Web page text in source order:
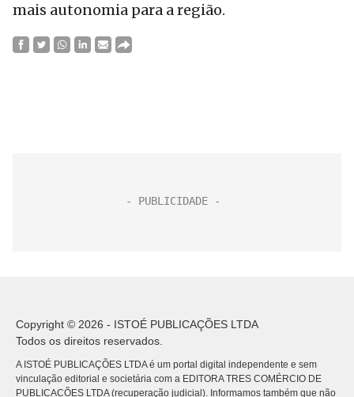
mais autonomia para a região.
Copyright © 2026 - ISTOÉ PUBLICAÇÕES LTDA
Todos os direitos reservados.
A ISTOÉ PUBLICAÇÕES LTDA é um portal digital independente e sem
vinculação editorial e societária com a EDITORA TRES COMÉRCIO DE
PUBLICACÕES LTDA (recuperação judicial). Informamos também que não